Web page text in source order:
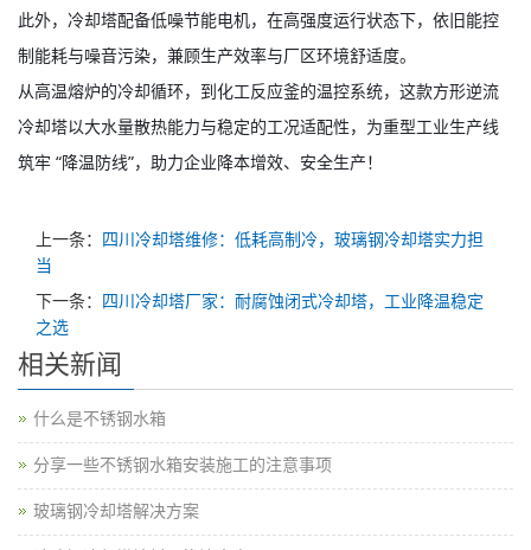
据实际产能需求灵活扩容，满足不同生产线的定制化冷却方案。
此外，冷却塔配备低噪节能电机，在高强度运行状态下，依旧能控
制能耗与噪音污染，兼顾生产效率与厂区环境舒适度。
从高温熔炉的冷却循环，到化工反应釜的温控系统，这款方形逆流
冷却塔以大水量散热能力与稳定的工况适配性，为重型工业生产线
上一条：
当
下一条：
之选
相关新闻
什么是不锈钢水箱
分享一些不锈钢水箱安装施工的注意事项